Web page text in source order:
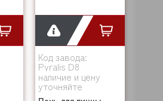
Код завода:
Pyralis D8
наличие и цену
уточняйте